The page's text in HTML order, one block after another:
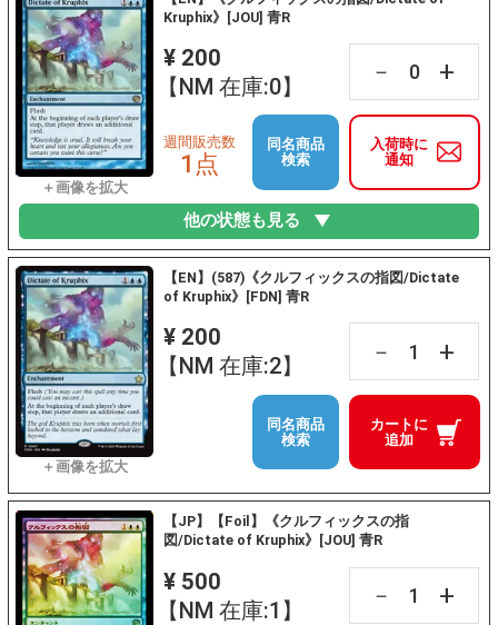
Kruphix》[JOU] 青R
¥ 200
【NM 在庫:0】
－ +
入荷時に
通知
週間販売数
1点
同名商品
検索
他の状態も見る
【EN】(587)《クルフィックスの指図/Dictate
of Kruphix》[FDN] 青R
¥ 200
【NM 在庫:2】
－ +
カートに
追加
同名商品
検索
【JP】【Foil】《クルフィックスの指
図/Dictate of Kruphix》[JOU] 青R
¥ 500
【NM 在庫:1】
－ +